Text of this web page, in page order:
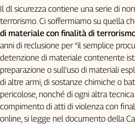
Il dl sicurezza contiene una serie di
terrorismo. Ci soffermiamo su quella
di materiale con finalità di
anni di reclusione per “il semplice
detenzione di materiale contenente
preparazione o sull’uso di materiali
di altre armi, di sostanze chimiche o
pericolose, nonché di ogni altra
compimento di atti di violenza con
online, si legge nel documento della